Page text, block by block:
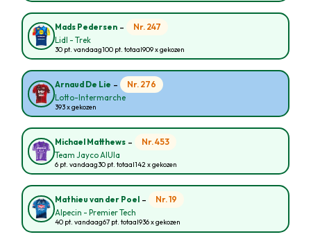
Mads Pedersen - Nr. 247
Lidl - Trek
30 pt. vandaag100 pt. totaal909 x gekozen
Arnaud De Lie - Nr. 276
Lotto-Intermarche
393 x gekozen
Michael Matthews - Nr. 453
Team Jayco AlUla
6 pt. vandaag30 pt. totaal142 x gekozen
Mathieu van der Poel - Nr. 19
Alpecin - Premier Tech
40 pt. vandaag67 pt. totaal936 x gekozen